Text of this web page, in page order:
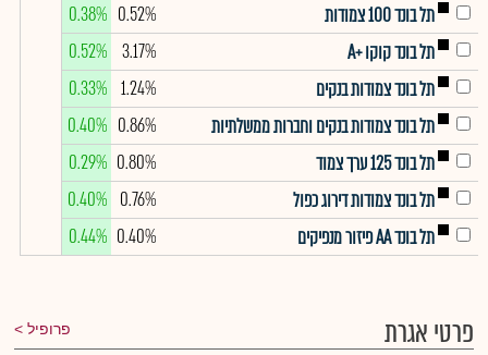
תל בונד 100 צמודות
0.52%
0.38%
תל בונד קוקו +A
3.17%
0.52%
תל בונד צמודות בנקים
1.24%
0.33%
תל בונד צמודות בנקים וחברות ממשלתיות
0.86%
0.40%
תל בונד 125 ערך צמוד
0.80%
0.29%
תל בונד צמודות דירוג כפול
0.76%
0.40%
תל בונד AA פיזור מנפיקים
0.40%
0.44%
פרטי אגרת פרופיל